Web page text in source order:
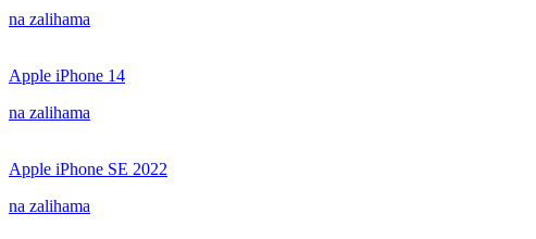
na zalihama
Apple iPhone 14
na zalihama
Apple iPhone SE 2022
na zalihama